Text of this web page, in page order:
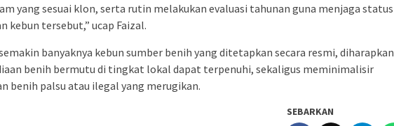
yang sesuai klon, serta rutin melakukan evaluasi tahunan guna menjaga status
kebun tersebut,” ucap Faizal.
banyaknya kebun sumber benih yang ditetapkan secara resmi, diharapkan
benih bermutu di tingkat lokal dapat terpenuhi, sekaligus meminimalisir
benih palsu atau ilegal yang merugikan.
SEBARKAN